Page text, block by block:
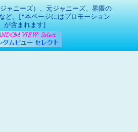
ャニーズ）、元ジャニーズ、界隈の
ど。[*本ページにはプロモーション
が含まれます]